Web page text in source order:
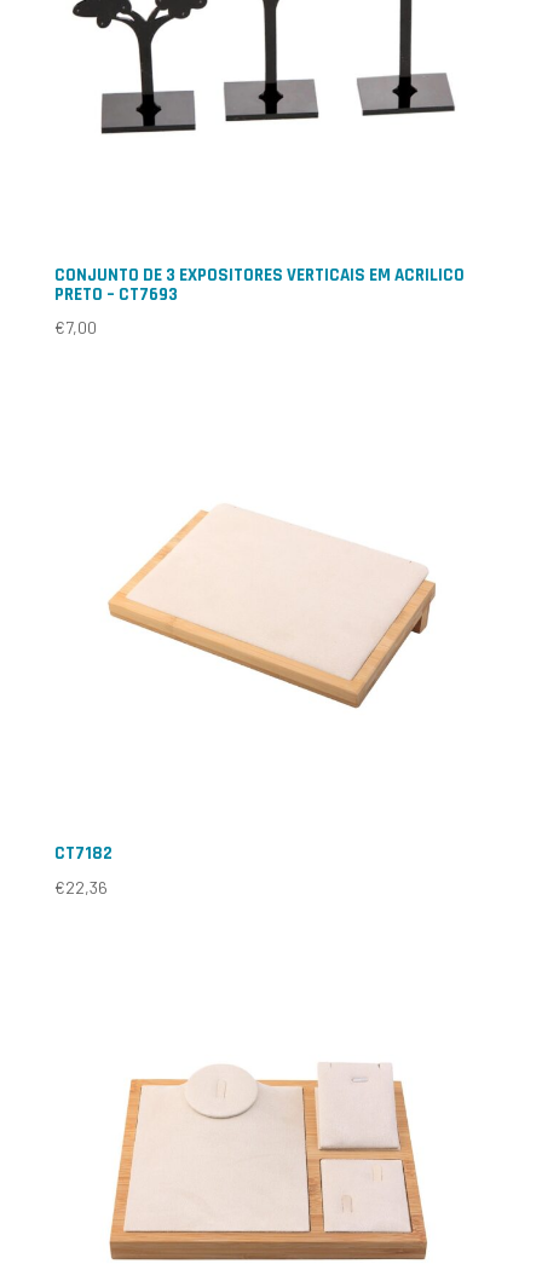
CONJUNTO DE 3 EXPOSITORES VERTICAIS EM ACRILICO
PRETO – CT7693
€7,00
CT7182
€22,36